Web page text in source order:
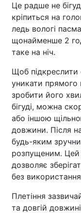
Це радше не
кріпиться на
ледь вологі
щонайменше 2
таке на ніч.
Щоб підкреслити
уникати прямого
зробити його
бігуді, можна
або іншою
довжини. Після
будь-яким
розпущеним. Цей
дозволяє
без
Плетіння
та довгій